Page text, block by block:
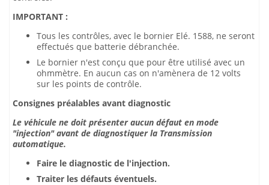
IMPORTANT :
Tous les contrôles, avec le bornier Elé. 1588, ne seront
effectués que batterie débranchée.
Le bornier n'est conçu que pour être utilisé avec un
ohmmètre. En aucun cas on n'amènera de 12 volts
sur les points de contrôle.
Consignes préalables avant diagnostic
Le véhicule ne doit présenter aucun défaut en mode
"injection" avant de diagnostiquer la Transmission
automatique.
Faire le diagnostic de l'injection.
Traiter les défauts éventuels.